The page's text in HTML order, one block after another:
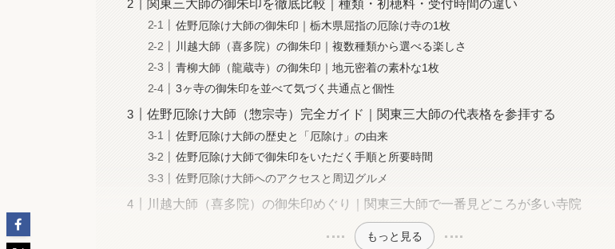
関東三大師の御朱印を徹底比較｜種類・初穂料・受付時間の違い
佐野厄除け大師の御朱印｜栃木県屈指の厄除け寺の1枚
川越大師（喜多院）の御朱印｜複数種類から選べる楽しさ
青柳大師（龍蔵寺）の御朱印｜地元密着の素朴な1枚
3ヶ寺の御朱印を並べて気づく共通点と個性
佐野厄除け大師（惣宗寺）完全ガイド｜関東三大師の代表格を参拝する
佐野厄除け大師の歴史と「厄除け」の由来
佐野厄除け大師で御朱印をいただく手順と所要時間
佐野厄除け大師へのアクセスと周辺グルメ
川越大師（喜多院）の御朱印めぐり｜関東三大師で一番見どころが多い寺院
もっと見る